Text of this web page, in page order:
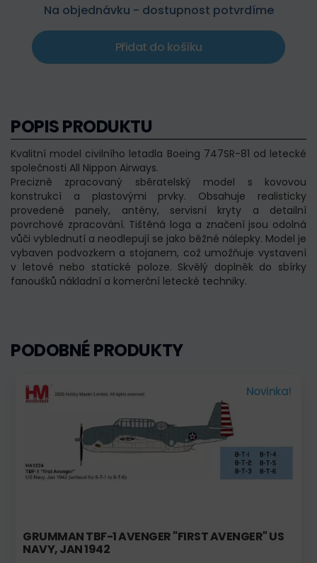
Na objednávku - dostupnost potvrdíme
Přidat do košíku
POPIS PRODUKTU
Kvalitní model civilního letadla Boeing 747SR-81 od letecké
společnosti All Nippon Airways.
Precizně zpracovaný sběratelský model s kovovou
konstrukcí a plastovými prvky. Obsahuje realisticky
provedené panely, antény, servisní kryty a detailní
povrchové zpracování. Tištěná loga a značení jsou odolná
vůči vyblednutí a neodlepují se jako běžné nálepky. Model je
vybaven podvozkem a stojanem, což umožňuje vystavení
v letové nebo statické poloze. Skvělý doplněk do sbírky
fanoušků nákladní a komerční letecké techniky.
PODOBNÉ PRODUKTY
Novinka!
GRUMMAN TBF-1 AVENGER "FIRST AVENGER" US
NAVY, JAN 1942